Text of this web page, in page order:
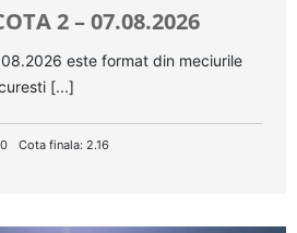
2 – 07.08.2026
este format din meciurile
[...]
Cota finala: 2.16